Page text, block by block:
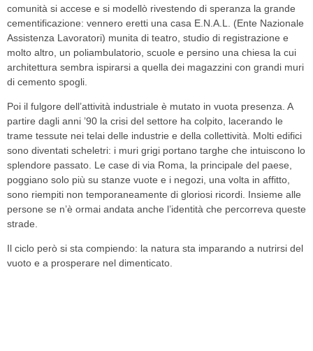
comunità si accese e si modellò rivestendo di speranza la grande
cementificazione: vennero eretti una casa E.N.A.L. (Ente Nazionale
Assistenza Lavoratori) munita di teatro, studio di registrazione e
molto altro, un poliambulatorio, scuole e persino una chiesa la cui
architettura sembra ispirarsi a quella dei magazzini con grandi muri
di cemento spogli.
Poi il fulgore dell’attività industriale è mutato in vuota presenza. A
partire dagli anni ’90 la crisi del settore ha colpito, lacerando le
trame tessute nei telai delle industrie e della collettività.
Molti edifici
sono diventati scheletri: i muri grigi portano targhe che intuiscono lo
splendore passato. Le case di via Roma, la principale del paese,
poggiano solo più su stanze vuote e i negozi, una volta in affitto,
sono riempiti non temporaneamente di gloriosi ricordi. Insieme alle
persone se n’è ormai andata anche l’identità che percorreva queste
strade.
Il ciclo però si sta compiendo: la natura sta imparando a nutrirsi del
vuoto e a prosperare nel dimenticato.